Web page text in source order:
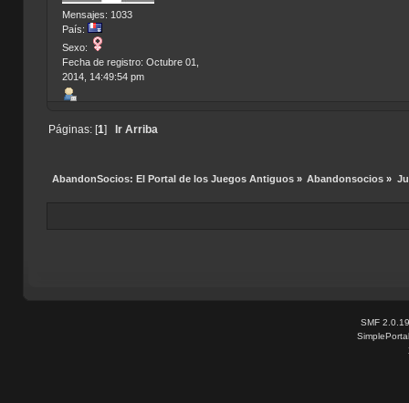
Mensajes: 1033
País:
Sexo:
Fecha de registro: Octubre 01,
2014, 14:49:54 pm
Páginas: [1] Ir Arriba
AbandonSocios: El Portal de los Juegos Antiguos» Abandonsocios »
SMF 2.0.19